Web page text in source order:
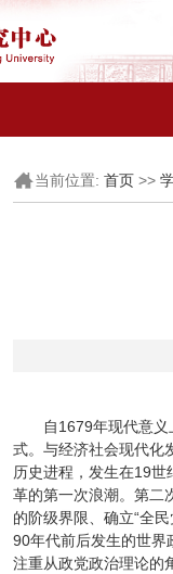
当前位置: 首页 >>
自1679年现代意
式。与经济社会现代化
历史进程，发生在19
革的第一次浪潮。第二
的阶级界限、确立“全
90年代前后发生的世界
注重从政党政治理论的